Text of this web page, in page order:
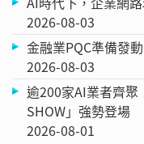
2026-08-03
金融業PQC準備發
2026-08-03
逾200家AI業者齊聚
SHOW」強勢登場
2026-08-01